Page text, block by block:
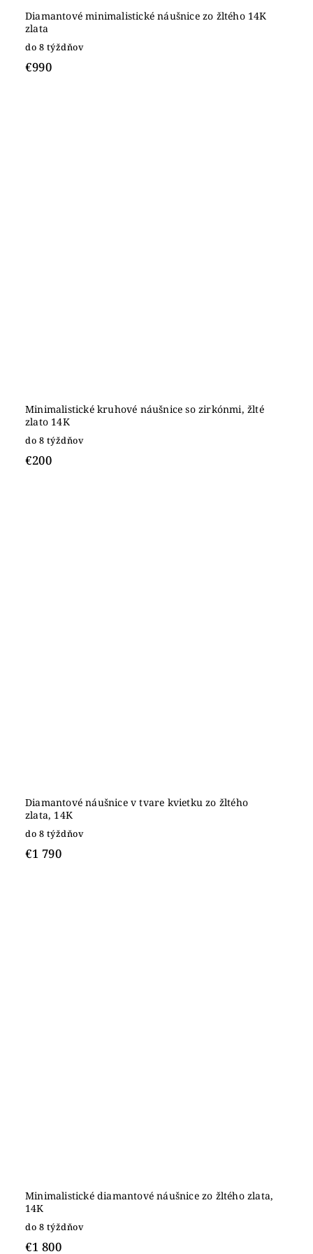
Diamantové minimalistické náušnice zo žltého 14K
zlata
do 8 týždňov
€990
Minimalistické kruhové náušnice so zirkónmi, žlté
zlato 14K
do 8 týždňov
€200
Diamantové náušnice v tvare kvietku zo žltého
zlata, 14K
do 8 týždňov
€1 790
Minimalistické diamantové náušnice zo žltého zlata,
14K
do 8 týždňov
€1 800